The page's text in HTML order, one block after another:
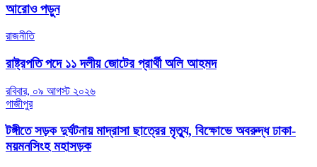
আরোও পড়ুন
রাজনীতি
রাষ্ট্রপতি পদে ১১ দলীয় জোটের প্রার্থী অলি আহমদ
রবিবার, ০৯ আগস্ট ২০২৬
গাজীপুর
টঙ্গীতে সড়ক দুর্ঘটনায় মাদ্রাসা ছাত্রের মৃত্যু, বিক্ষোভে অবরুদ্ধ ঢাকা-
ময়মনসিংহ মহাসড়ক